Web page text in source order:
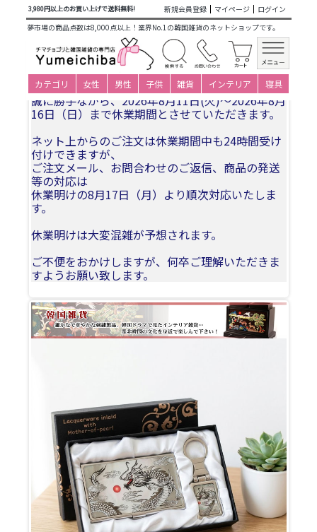
3,980円以上のお買い上げで送料無料! 新規会員登録 マイページ
ログイン
夢市場の商品点数は8,000点以上！業界No.1の韓国雑貨のネットショップです。
カテゴリ 女性 男性 子供 雑貨 インテリア 寝具
商品カテゴリ一覧>韓国雑貨 日用品・文房具>文房具> 韓
国螺鈿 名刺入れ＆キーホルダーセット｜伝統工芸ギフト・龍
カードケース
夏季休業についてお知らせ
誠に勝手ながら、2026年8月11日(火)〜2026年8月
16日（日）まで休業期間とさせていただきます。
ネット上からのご注文は休業期間中も24時間受け
付けできますが、
ご注文メール、お問合わせのご返信、商品の発送
等の対応は
休業明けの8月17日（月）より順次対応いたしま
す。
休業明けは大変混雑が予想されます。
ご不便をおかけしますが、何卒ご理解いただきま
すようお願い致します。